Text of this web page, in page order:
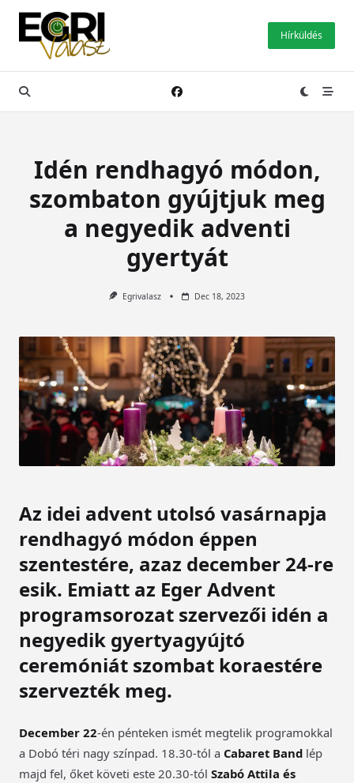
Skip
content
Hírküldés
Idén rendhagyó módon,
szombaton gyújtjuk meg
a negyedik adventi
gyertyát
Egrivalasz Dec 18, 2023
Az idei advent utolsó vasárnapja
rendhagyó módon éppen
szentestére, azaz december 24-re
esik. Emiatt az Eger Advent
programsorozat szervezői idén a
negyedik gyertyagyújtó
ceremóniát szombat koraestére
szervezték meg.
December 22-én pénteken ismét megtelik programokkal
a Dobó téri nagy színpad. 18.30-tól a Cabaret Band lép
majd fel, őket követi este 20.30-tól Szabó Attila és